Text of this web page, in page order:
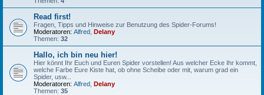
Read first!
Fragen, Tipps und Hinweise zur Benutzung des Spider-Forums!
Moderatoren: Alfred Delany
Themen: 32
Hallo, ich bin neu hier!
Hier könnt Ihr Euch und Euren Spider vorstellen! Aus welcher Ecke Ihr kommt,
welche Farbe Eure Kiste hat, ob ohne Scheibe oder mit, warum grad ein
Spider, usw...
Moderatoren: Alfred Delany
Themen: 35